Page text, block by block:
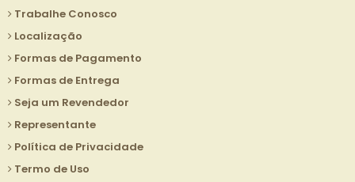
Trabalhe Conosco
Localização
Formas de Pagamento
Formas de Entrega
Seja um Revendedor
Representante
Política de Privacidade
Termo de Uso